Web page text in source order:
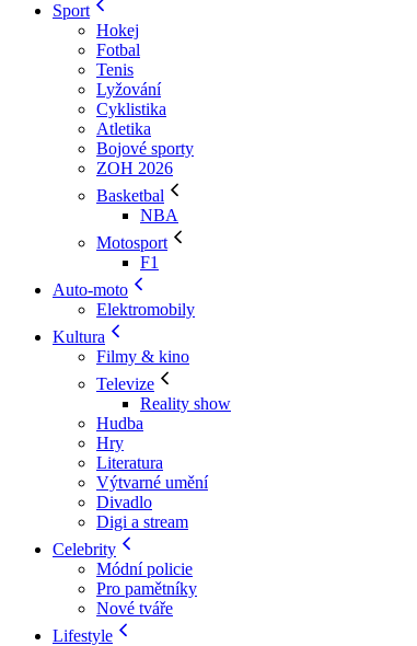
Sport
Hokej
Fotbal
Tenis
Lyžování
Cyklistika
Atletika
Bojové sporty
ZOH 2026
Basketbal
NBA
Motosport
F1
Auto-moto
Elektromobily
Kultura
Filmy & kino
Televize
Reality show
Hudba
Hry
Literatura
Výtvarné umění
Divadlo
Digi a stream
Celebrity
Módní policie
Pro pamětníky
Nové tváře
Lifestyle